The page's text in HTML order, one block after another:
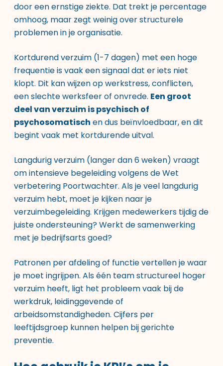
door een ernstige ziekte. Dat trekt je percentage
omhoog, maar zegt weinig over structurele
problemen in je organisatie.
Kortdurend verzuim (1-7 dagen) met een hoge
frequentie is vaak een signaal dat er iets niet
klopt. Dit kan wijzen op werkstress, conflicten,
een slechte werksfeer of onvrede. Een groot
deel van verzuim is psychisch of
psychosomatisch en dus beïnvloedbaar, en dit
begint vaak met kortdurende uitval.
Langdurig verzuim (langer dan 6 weken) vraagt
om intensieve begeleiding volgens de Wet
verbetering Poortwachter. Als je veel langdurig
verzuim hebt, moet je kijken naar je
verzuimbegeleiding. Krijgen medewerkers tijdig de
juiste ondersteuning? Werkt de samenwerking
met je bedrijfsarts goed?
Patronen per afdeling of functie vertellen je waar
je moet ingrijpen. Als één team structureel hoger
verzuim heeft, ligt het probleem vaak bij de
werkdruk, leidinggevende of
arbeidsomstandigheden. Cijfers per
leeftijdsgroep kunnen helpen bij gerichte
preventie.